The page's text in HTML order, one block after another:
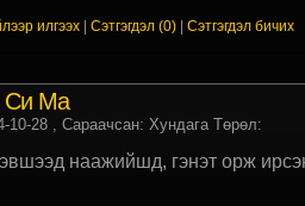
илгээх Сэтгэгдэл (0)| Сэтгэгдэл бичих
Си Ма
10-28, Сараачсан: Хундага Төрөл:
наажийшд, гэнэт орж